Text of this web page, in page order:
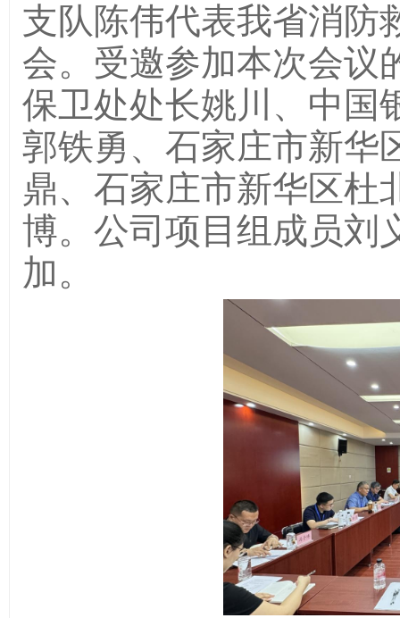
支队陈伟代表我省消防
会。受邀参加本次会议
保卫处处长姚川、中国
郭铁勇、石家庄市新华
鼎、石家庄市新华区杜
博。公司项目组成员刘
加。